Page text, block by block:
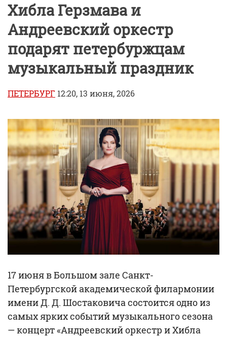
Хибла Герзмава и
Андреевский оркестр
подарят петербуржцам
музыкальный праздник
ПЕТЕРБУРГ 12:20, 13 июня, 2026
17 июня в Большом зале Санкт-
Петербургской академической филармонии
имени Д. Д. Шостаковича состоится одно из
самых ярких событий музыкального сезона
— концерт «Андреевский оркестр и Хибла